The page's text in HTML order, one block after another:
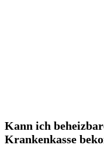
Kann ich
Krankenkasse